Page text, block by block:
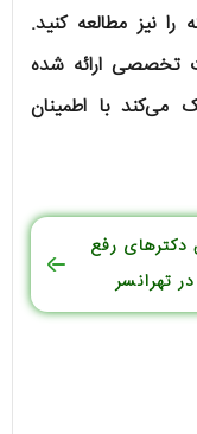
نیز مطالعه کنید.
تخصصی ارائه‌ شده
با اطمینان
دکترهای رفع
تهرانسر